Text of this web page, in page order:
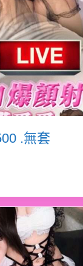
.無套